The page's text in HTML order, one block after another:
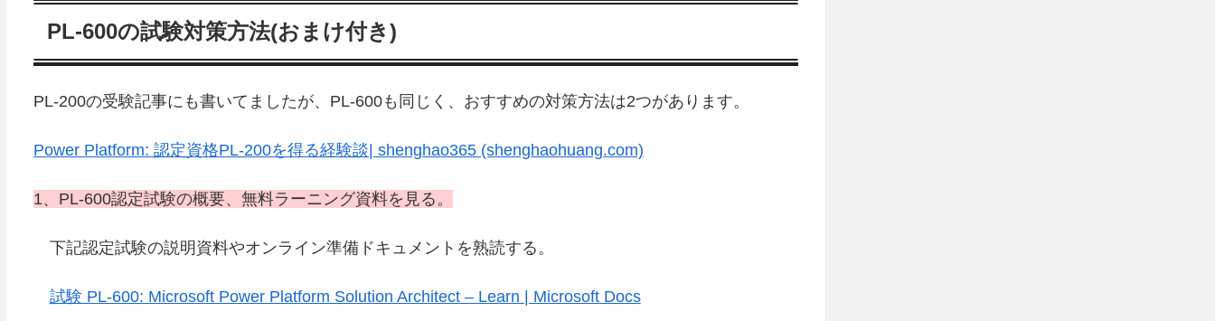
PL-600の試験対策方法(おまけ付き)
PL-200の受験記事にも書いてましたが、PL-600も同じく、おすすめの対策方法は2つがあります。
Power Platform: 認定資格PL-200を得る経験談| shenghao365 (shenghaohuang.com)
1、PL-600認定試験の概要、無料ラーニング資料を見る。
下記認定試験の説明資料やオンライン準備ドキュメントを熟読する。
試験 PL-600: Microsoft Power Platform Solution Architect – Learn | Microsoft Docs